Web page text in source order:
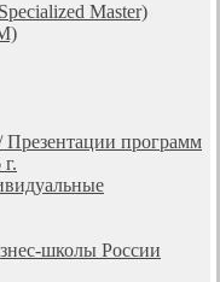
Master)
программ
школы России